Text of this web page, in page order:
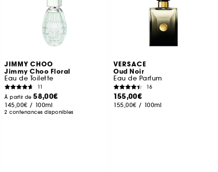
JIMMY CHOO
Jimmy Choo Floral
Eau de Toilette
11
À partir de58,00€
145,00€ / 100ml
2 contenances disponibles
VERSACE
Oud Noir
Eau de Parfum
16
155,00€
155,00€ / 100ml